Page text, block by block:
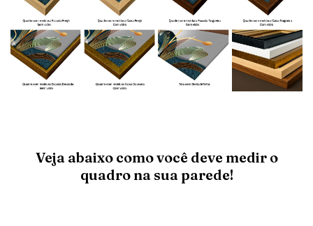
Veja abaixo como você deve medir o
quadro na sua parede!